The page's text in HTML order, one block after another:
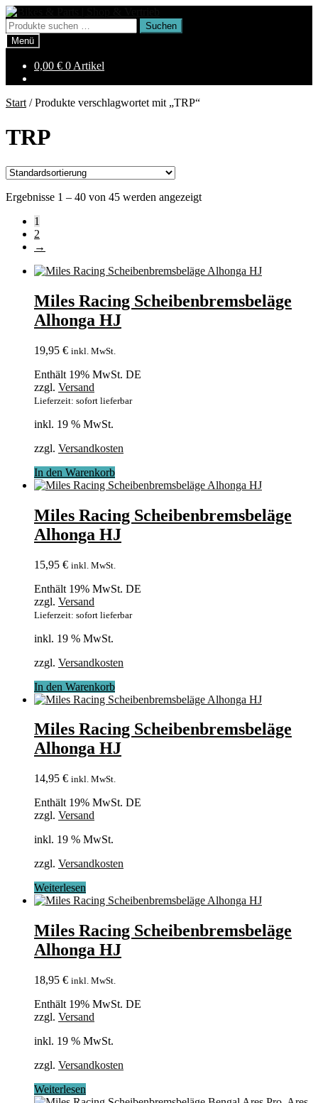
Zur
Navigation
springen
Zum
Inhalt
springen
Suchen
nach:
Suchen
Menü
0,00 € 0 Artikel
Start /Produkte verschlagwortet mit „TRP“
TRP
Ergebnisse 1 – 40 von 45 werden angezeigt
1
2
→
Miles Racing Scheibenbremsbeläge
Alhonga HJ
19,95 € inkl. MwSt.
Enthält 19% MwSt. DE
zzgl. Versand
Lieferzeit: sofort lieferbar
inkl. 19 % MwSt.
zzgl. Versandkosten
In den Warenkorb
Miles Racing Scheibenbremsbeläge
Alhonga HJ
15,95 € inkl. MwSt.
Enthält 19% MwSt. DE
zzgl. Versand
Lieferzeit: sofort lieferbar
inkl. 19 % MwSt.
zzgl. Versandkosten
In den Warenkorb
Miles Racing Scheibenbremsbeläge
Alhonga HJ
14,95 € inkl. MwSt.
Enthält 19% MwSt. DE
zzgl. Versand
inkl. 19 % MwSt.
zzgl. Versandkosten
Weiterlesen
Miles Racing Scheibenbremsbeläge
Alhonga HJ
18,95 € inkl. MwSt.
Enthält 19% MwSt. DE
zzgl. Versand
inkl. 19 % MwSt.
zzgl. Versandkosten
Weiterlesen